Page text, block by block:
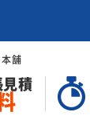
舗
積